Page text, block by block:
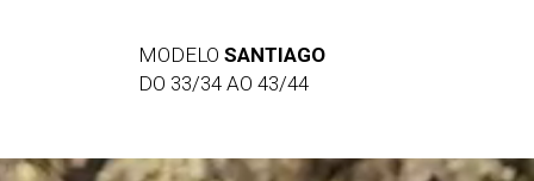
MODELOSANTIAGO
DO 33/34 AO 43/44